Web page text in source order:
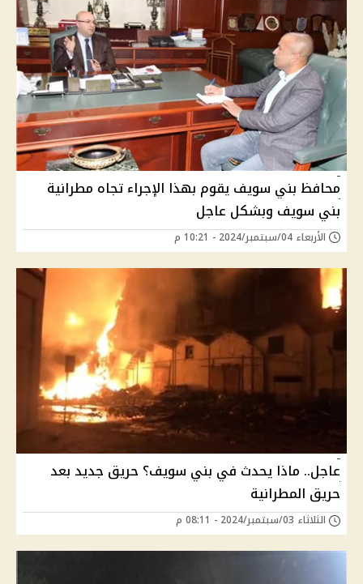
محافظ بني سويف يقوم بهذا الإجراء تجاه مطرانية
بني سويف وبشكل عاجل
الأربعاء 04/سبتمبر/2024 - 10:21 م
عاجل.. ماذا يحدث في بني سويف؟ حريق جديد بعد
حريق المطرانية
الثلاثاء 03/سبتمبر/2024 - 08:11 م